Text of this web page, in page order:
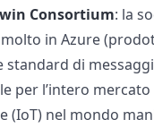
Consortium: la
in Azure
standard di
per l’intero
(IoT) nel mondo